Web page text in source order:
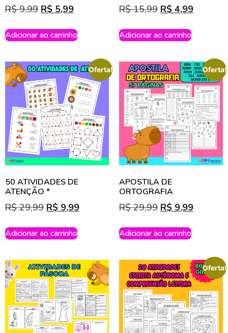
R$9,99 R$ 5,99
Adicionar ao carrinho
R$15,99 R$ 4,99
Adicionar ao carrinho
Oferta!
50 ATIVIDADES DE
ATENÇÃO *
R$29,99 R$ 9,99
Adicionar ao carrinho
Oferta!
APOSTILA DE
ORTOGRAFIA
R$29,99 R$ 9,99
Adicionar ao carrinho
Oferta!